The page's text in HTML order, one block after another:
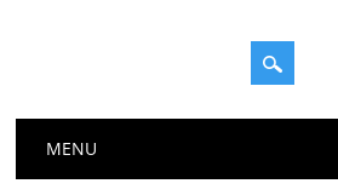
Menú principal
MENU